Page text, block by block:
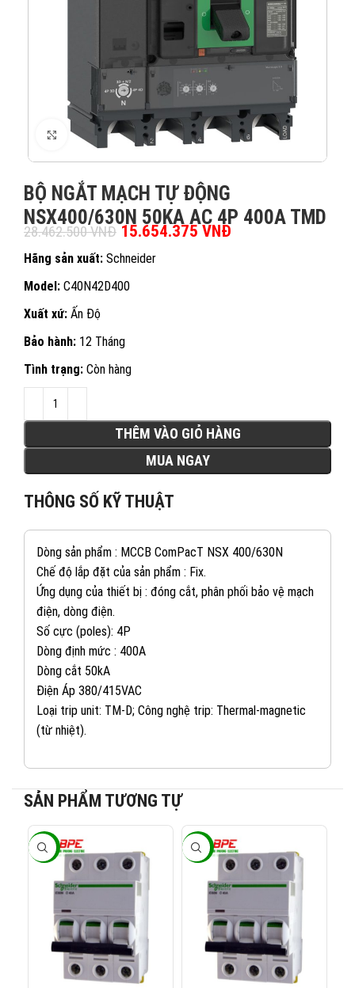
XEM ẢNH
BỘ NGẮT MẠCH TỰ ĐỘNG
NSX400/630N 50KA AC 4P 400A TMD
28.462.500VNĐ Giá gốc là: 28.462.500 VNĐ.
15.654.375 VNĐ
Hãng sản xuất: Schneider
Model: C40N42D400
Xuất xứ: Ấn Độ
Bảo hành: 12 Tháng
Tình trạng: Còn hàng
THÊM VÀO GIỎ HÀNG
MUA NGAY
THÔNG SỐ KỸ THUẬT
Dòng sản phẩm : MCCB ComPacT NSX 400/630N
Chế độ lắp đặt của sản phẩm : Fix.
Ứng dụng của thiết bị : đóng cắt, phân phối bảo vệ mạch
điện, dòng điện.
Số cực (poles): 4P
Dòng định mức : 400A
Dòng cắt 50kA
Điện Áp 380/415VAC
Loại trip unit: TM-D; Công nghệ trip: Thermal-magnetic
(từ nhiệt).
SẢN PHẨM TƯƠNG TỰ
-40% -40%
KINH DOANH 2:
KINH DOANH 3: 0824 927 568
KINH DOANH 4: 0823 944 186